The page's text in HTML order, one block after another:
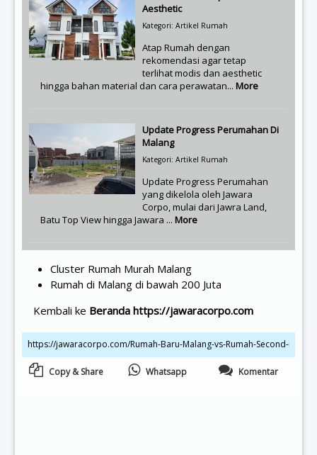
Aesthetic
Kategori: Artikel Rumah
Atap Rumah dengan
rekomendasi agar tetap
terlihat modis dan aesthetic
hingga bahan material dan cara perawatan... More
Update Progress Perumahan Di
Malang
Kategori: Artikel Rumah
Update Progress Perumahan
yang dikelola oleh Jawara
Corpo, mulai dari Jawra Land,
Batu Top View hingga Jawara ... More
Cluster Rumah Murah Malang
Rumah di Malang di bawah 200 Juta
Kembali ke Beranda https://jawaracorpo.com
Copy & Share Whatsapp Komentar